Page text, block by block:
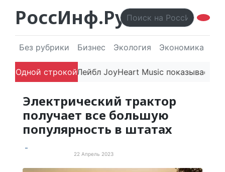
РоссИнф.Ру
Без рубрики Бизнес Экология Экономика
Одной строкой
Лейбл JoyHeart Music показывает пример
Электрический трактор
получает все большую
популярность в штатах
22 Апрель 2023